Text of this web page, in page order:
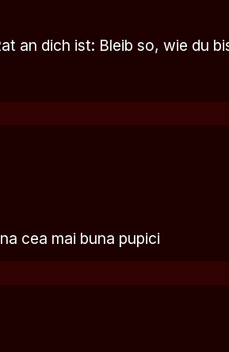
an dich ist: Bleib so, wie du
cea mai buna pupici